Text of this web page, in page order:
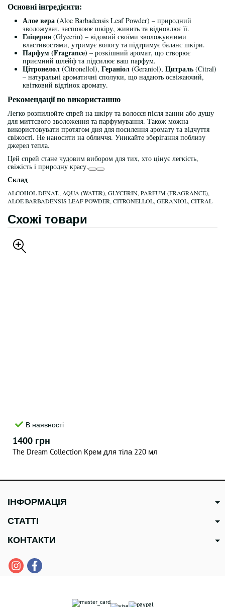
Основні інгредієнти:
Алое вера (Aloe Barbadensis Leaf Powder) – природний
зволожувач, заспокоює шкіру, живить та відновлює її.
Гліцерин (Glycerin) – відомий своїми зволожуючими
властивостями, утримує вологу та підтримує баланс шкіри.
Парфум (Fragrance) – розкішний аромат, що створює
приємний шлейф та підсилює ваш парфум.
Цітронелол (Citronellol), Гераніол (Geraniol), Цитраль (Citral)
– натуральні ароматичні сполуки, що надають освіжаючий,
квітковий відтінок аромату.
Рекомендації по використанню
Легко розпилюйте спрей на шкіру та волосся після ванни або душу
для миттєвого зволоження та парфумування. Також можна
використовувати протягом дня для посилення аромату та відчуття
свіжості. Не наносити на обличчя. Уникайте зберігання поблизу
джерел тепла.
Цей спрей стане чудовим вибором для тих, хто цінує легкість,
свіжість і природну красу.
Склад
ALCOHOL DENAT., AQUA (WATER), GLYCERIN, PARFUM (FRAGRANCE),
ALOE BARBADENSIS LEAF POWDER, CITRONELLOL, GERANIOL, CITRAL
Схожі товари
В наявності
1400 грн
The Dream Collection Крем для тіла 220 мл
ІНФОРМАЦІЯ
СТАТТІ
КОНТАКТИ